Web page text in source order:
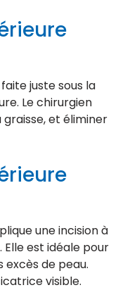
juste sous la
Le chirurgien
et éliminer
une incision à
Elle est idéale pour
excès de peau.
visible.